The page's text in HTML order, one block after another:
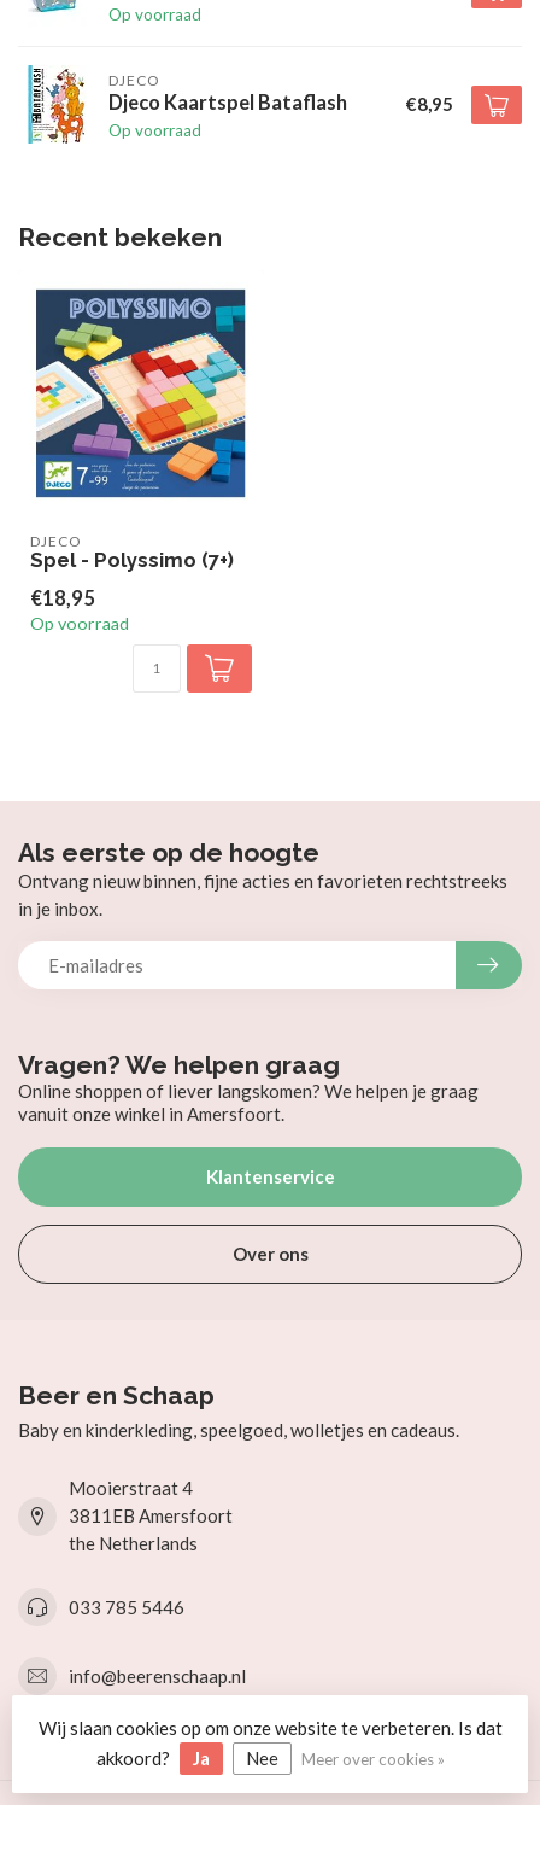
Op voorraad
DJECO
Djeco Kaartspel Bataflash
Op voorraad
€8,95
Recent bekeken
DJECO
Spel - Polyssimo (7+)
€18,95
Op voorraad
Vragen? We helpen graag
Online shoppen of liever langskomen? We helpen je graag
vanuit onze winkel in Amersfoort.
Klantenservice
Over ons
Als eerste op de hoogte
Ontvang nieuw binnen, fijne acties en favorieten rechtstreeks
in je inbox.
Beer en Schaap
Baby en kinderkleding, speelgoed, wolletjes en cadeaus.
Mooierstraat 4
3811EB Amersfoort
the Netherlands
033 785 5446
info@beerenschaap.nl
Categorieën
Informatie
Wij slaan cookies op om onze website te verbeteren. Is dat
akkoord?
Ja Nee Meer over cookies »